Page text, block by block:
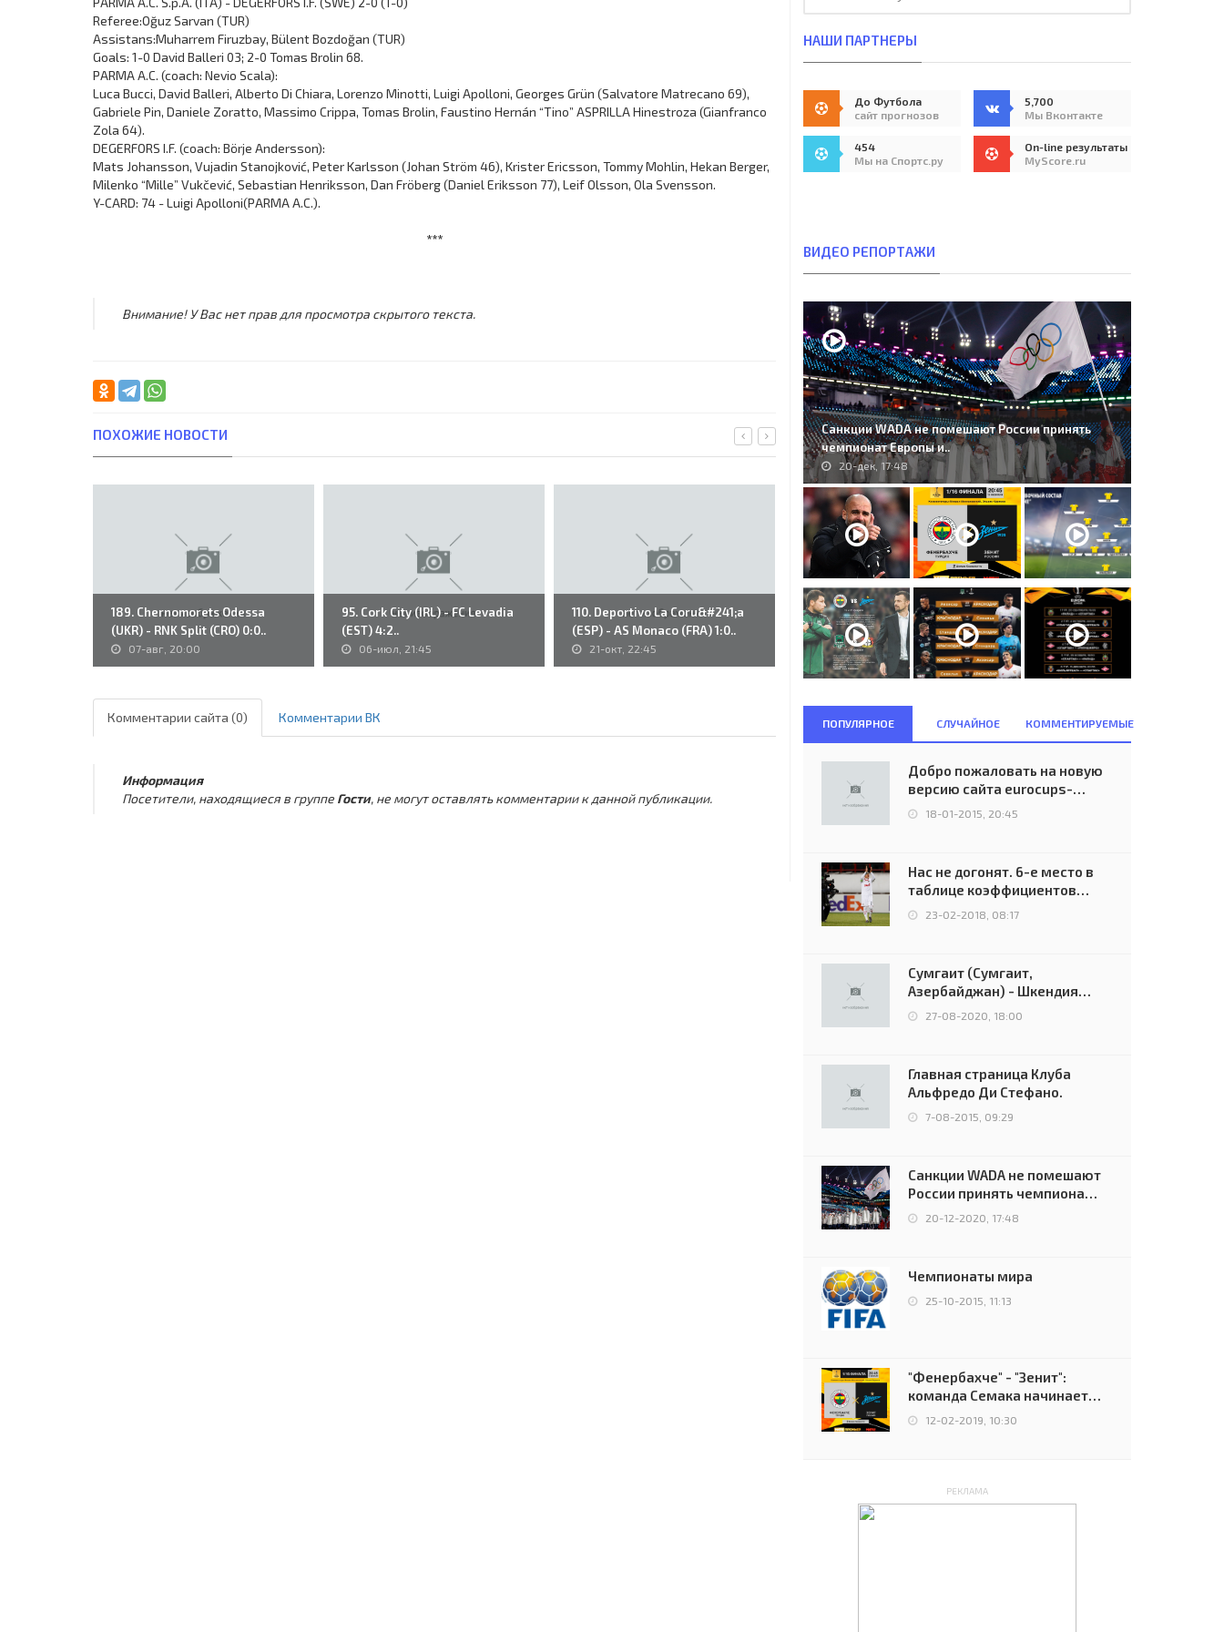
Referee:Oğuz Sarvan (TUR)
Assistans:Muharrem Firuzbay, Bülent Bozdoğan (TUR)
Goals: 1-0 David Balleri 03; 2-0 Tomas Brolin 68.
PARMA A.C. (coach: Nevio Scala):
Luca Bucci, David Balleri, Alberto Di Chiara, Lorenzo Minotti, Luigi Apolloni, Georges Grün (Salvatore Matrecano 69),
Gabriele Pin, Daniele Zoratto, Massimo Crippa, Tomas Brolin, Faustino Hernán “Tino” ASPRILLA Hinestroza (Gianfranco
Zola 64).
DEGERFORS I.F. (coach: Börje Andersson):
Mats Johansson, Vujadin Stanojković, Peter Karlsson (Johan Ström 46), Krister Ericsson, Tommy Mohlin, Hekan Berger,
Milenko “Mille” Vukčević, Sebastian Henriksson, Dan Fröberg (Daniel Eriksson 77), Leif Olsson, Ola Svensson.
Y-CARD: 74 - Luigi Apolloni(PARMA A.C.).
***
Внимание! У Вас нет прав для просмотра скрытого текста.
ПОХОЖИЕ НОВОСТИ
189. Chernomorets Odessa
(UKR) - RNK Split (CRO) 0:0..
07-авг, 20:00
95. Cork City (IRL) - FC Levadia
(EST) 4:2..
06-июл, 21:45
110. Deportivo La Coru&#241;a
(ESP) - AS Monaco (FRA) 1:0..
21-окт, 22:45
59. FC Basel (SUI) - Debreceni
VSC (HUN) 3:1..
04-авг, 21:45
154. AC Milan (ITA) - RC Lens
(FRA) 2:1..
18-сен, 22:45
Комментарии сайта (0) Комментарии ВК
Информация
Посетители, находящиеся в группе Гости, не могут оставлять комментарии к данной публикации.
НАШИ ПАРТНЕРЫ
До Футбола
сайт прогнозов
5,700
Мы Вконтакте
454
Мы на Спортс.ру
On-line результаты
MyScore.ru
ВИДЕО РЕПОРТАЖИ
Санкции WADA не помешают России принять
чемпионат Европы и..
20-дек, 17:48
ПОПУЛЯРНОЕ СЛУЧАЙНОЕ КОММЕНТИРУЕМЫЕ
Добро пожаловать на новую
версию сайта eurocups-
uefa.ru
18-01-2015, 20:45
Нас не догонят. 6-е место в
таблице коэффициентов
УЕФА остаётся за Россией
23-02-2018, 08:17
Сумгаит (Сумгаит,
Азербайджан) - Шкендия
(Тетово, Северная
Македония) - 0:2 (0:0)
27-08-2020, 18:00
Главная страница Клуба
Альфредо Ди Стефано.
7-08-2015, 09:29
Санкции WADA не помешают
России принять чемпионат
Европы и финал Лиги
чемпионов.
20-12-2020, 17:48
Чемпионаты мира
25-10-2015, 11:13
"Фенербахче" - "Зенит":
команда Семака начинает
путь в плей-офф Лиги
12-02-2019, 10:30
РЕКЛАМА